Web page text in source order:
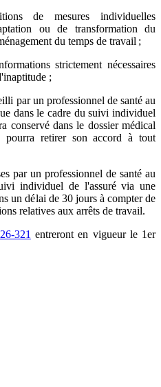
de mesures individuelles
ou de transformation du
du temps de travail ;
strictement nécessaires
;
par un professionnel de santé au
dans le cadre du suivi individuel
conservé dans le dossier médical
retirer son accord à tout
par un professionnel de santé au
individuel de l'assuré via une
un délai de 30 jours à compter de
relatives aux arrêts de travail.
321 entreront en vigueur le 1er